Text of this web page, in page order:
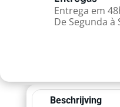
Entrega em
De Segunda à
Beschrijving